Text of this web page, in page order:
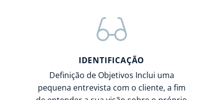
IDENTIFICAÇÃO
Definição de Objetivos Inclui uma
pequena entrevista com o cliente, a fim